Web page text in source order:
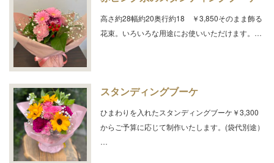
高さ約28幅約20奥行約18 ￥3,850そのまま飾る
花束。いろいろな用途にお使いいただけます。…
スタンディングブーケ
ひまわりを入れたスタンディングブーケ￥3,300
からご予算に応じて制作いたします。(袋代別途）
…